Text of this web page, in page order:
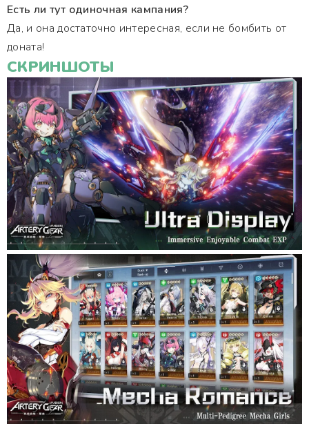
Есть ли тут одиночная кампания?
Да, и она достаточно интересная, если не бомбить от
доната!
СКРИНШОТЫ